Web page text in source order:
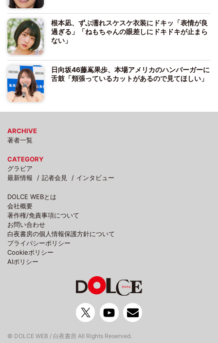
根本凪、ずぶ濡れスケスケ衣装にドキッ「表情が良
過ぎる」「ねもちゃんの眼差しにドキドキが止まら
ない」
日向坂46藤嶌果歩、本場アメリカのハンバーガーに
舌鼓「頬張っているカットがあるので見てほしい」
ARCHIVE
著者一覧
CATEGORY
グラビア
最新情報
記者会見 インタビュー
DOLCE WEBとは
会社概要
著作権/免責事項について
お問い合わせ
白夜書房の個人情報保護方針について
プライバシーポリシー
Cookieポリシー
AIポリシー
© DOLCE WEB / 白夜書房 All Rights Reserved.